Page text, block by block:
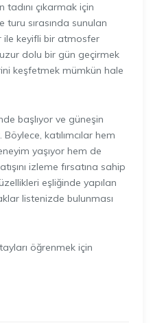
tadını çıkarmak için
turu sırasında sunulan
ile keyifli bir atmosfer
dolu bir gün geçirmek
keşfetmek mümkün hale
başlıyor ve güneşin
katılımcılar hem
yaşıyor hem de
izleme fırsatına sahip
eşliğinde yapılan
listenizde bulunması
öğrenmek için